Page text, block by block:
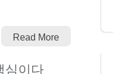
Read More
심이다